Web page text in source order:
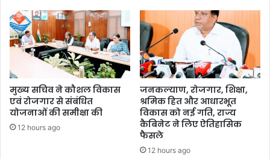
मुख्य सचिव ने कौशल विकास
एवं रोजगार से संबंधित
योजनाओं की समीक्षा की
12 hours ago
जनकल्याण, रोजगार, शिक्षा,
श्रमिक हित और आधारभूत
विकास को नई गति, राज्य
कैबिनेट ने लिए ऐतिहासिक
फैसले
12 hours ago